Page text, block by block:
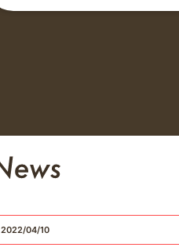
2022/04/10